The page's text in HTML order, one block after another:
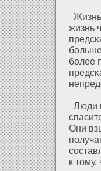
жизнь
более
Люди
Они
к